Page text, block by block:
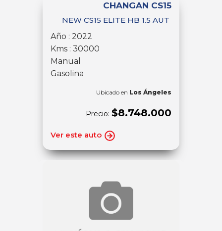
CHANGAN CS15
NEW CS15 ELITE HB 1.5 AUT
Año : 2022
Kms : 30000
Manual
Gasolina
Ubicado en Los Ángeles
Precio: $8.748.000
Ver este auto